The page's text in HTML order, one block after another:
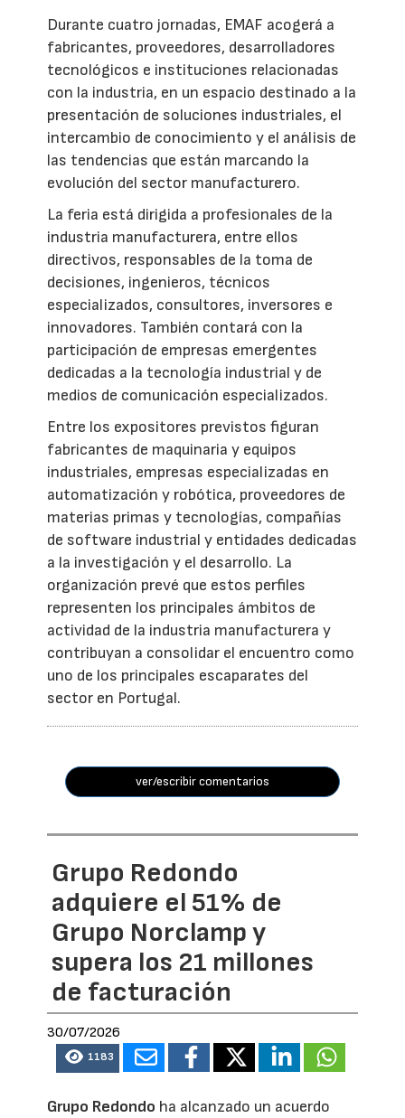
Durante cuatro jornadas, EMAF acogerá a
fabricantes, proveedores, desarrolladores
tecnológicos e instituciones relacionadas
con la industria, en un espacio destinado a la
presentación de soluciones industriales, el
intercambio de conocimiento y el análisis de
las tendencias que están marcando la
evolución del sector manufacturero.
La feria está dirigida a profesionales de la
industria manufacturera, entre ellos
directivos, responsables de la toma de
decisiones, ingenieros, técnicos
especializados, consultores, inversores e
innovadores. También contará con la
participación de empresas emergentes
dedicadas a la tecnología industrial y de
medios de comunicación especializados.
Entre los expositores previstos figuran
fabricantes de maquinaria y equipos
industriales, empresas especializadas en
automatización y robótica, proveedores de
materias primas y tecnologías, compañías
de software industrial y entidades dedicadas
a la investigación y el desarrollo. La
organización prevé que estos perfiles
representen los principales ámbitos de
actividad de la industria manufacturera y
contribuyan a consolidar el encuentro como
uno de los principales escaparates del
sector en Portugal.
ver/escribir comentarios
Grupo Redondo
adquiere el 51% de
Grupo Norclamp y
supera los 21 millones
de facturación
30/07/2026
1183
Grupo Redondo ha alcanzado un acuerdo